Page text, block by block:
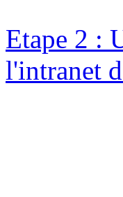
Etape 2 :
l'intranet